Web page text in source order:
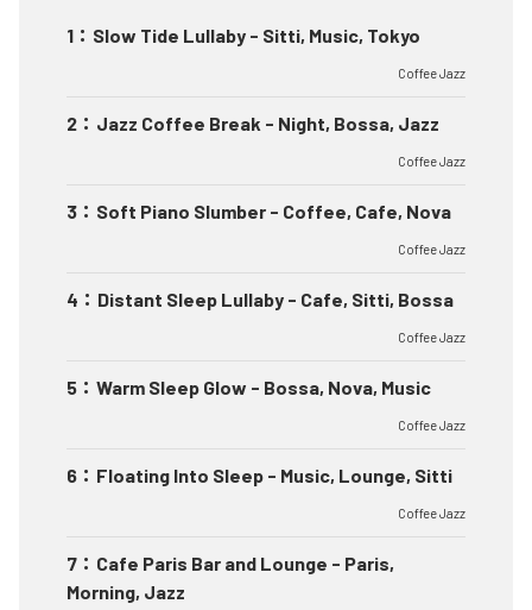
1 ： Slow Tide Lullaby - Sitti, Music, Tokyo
Coffee Jazz
2 ： Jazz Coffee Break - Night, Bossa, Jazz
Coffee Jazz
3 ： Soft Piano Slumber - Coffee, Cafe, Nova
Coffee Jazz
4 ： Distant Sleep Lullaby - Cafe, Sitti, Bossa
Coffee Jazz
5 ： Warm Sleep Glow - Bossa, Nova, Music
Coffee Jazz
6 ： Floating Into Sleep - Music, Lounge, Sitti
Coffee Jazz
7 ： Cafe Paris Bar and Lounge - Paris,
Morning, Jazz